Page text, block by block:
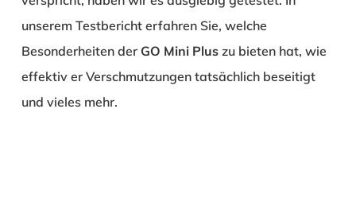
unserem Testbericht erfahren Sie, welche
Besonderheiten der GO Mini Pluszu bieten hat, wie
effektiv er Verschmutzungen tatsächlich beseitigt
und vieles mehr.